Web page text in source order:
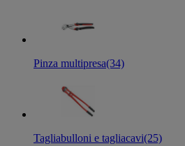
Pinza multipresa(34)
Tagliabulloni e tagliacavi(25)